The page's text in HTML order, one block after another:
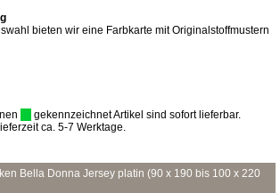
bieten wir eine Farbkarte mit Originalstoffmustern
gekennzeichnet Artikel sind sofort lieferbar.
ca. 5-7 Werktage.
Bella Donna Jersey platin (90 x 190 bis 100 x 220